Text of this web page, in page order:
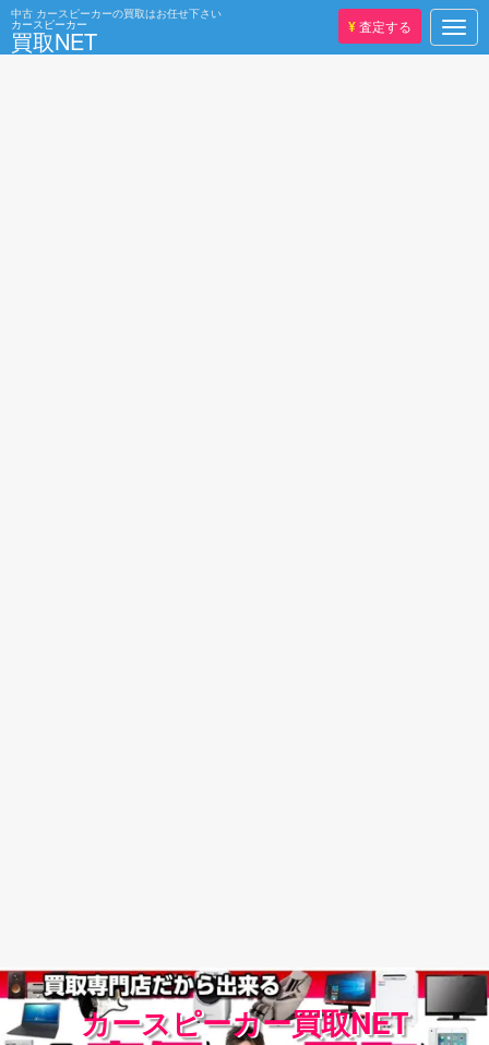
中古 カースピーカーの買取はお任せ下さい
カースピーカー
買取NET ¥査定する
スピーカー買取NET